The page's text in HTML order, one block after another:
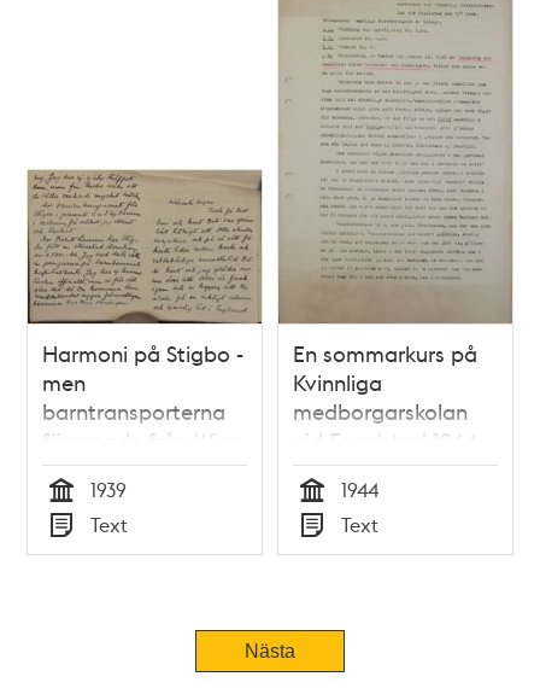
Harmoni på Stigbo -
men
barntransporterna
försenade från Wien
Tid
1939
Typ
Text
En sommarkurs på
Kvinnliga
medborgarskolan
vid Fogelstad 1944
Tid
1944
Typ
Text
Nästa